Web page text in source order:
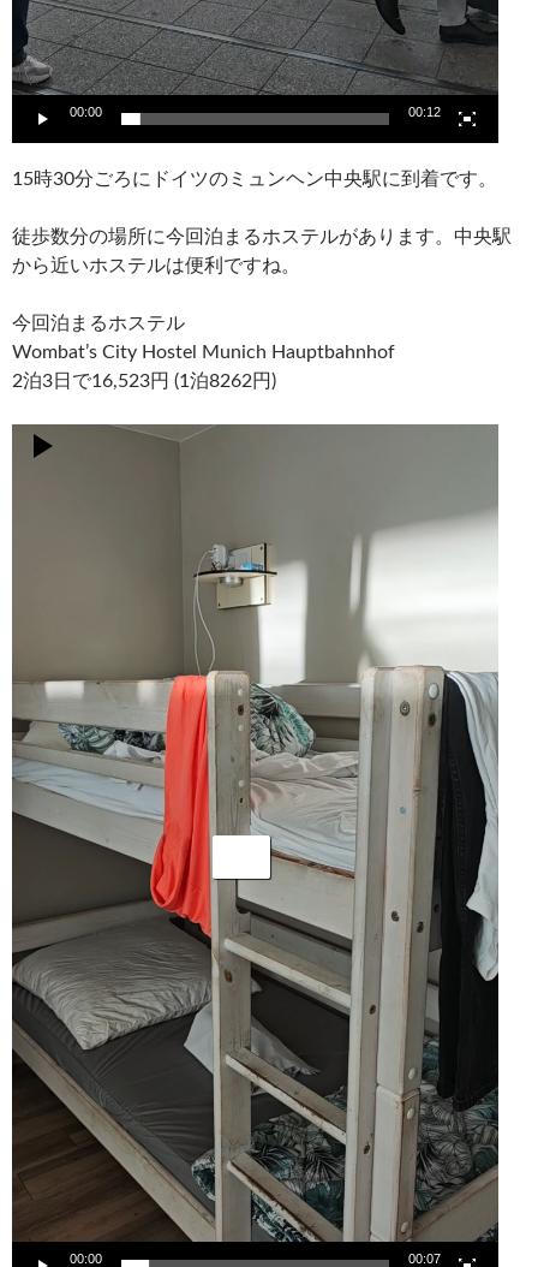
00:00 00:12
15時30分ごろにドイツのミュンヘン中央駅に到着です。
徒歩数分の場所に今回泊まるホステルがあります。中央駅
から近いホステルは便利ですね。
今回泊まるホステル
Wombat’s City Hostel Munich Hauptbahnhof
2泊3日で16,523円 (1泊8262円)
00:00 00:07